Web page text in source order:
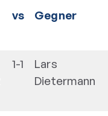
vs Gegner
1-1
Lars
Dietermann